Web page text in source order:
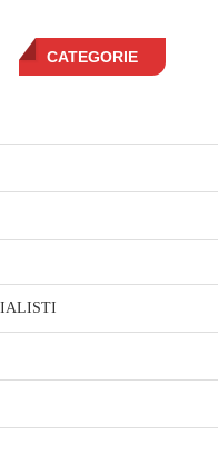
CATEGORIE